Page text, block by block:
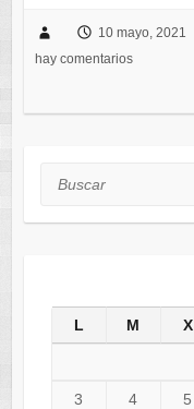
10 mayo, 2021
hay comentarios
Buscar
L M X
3 4 5